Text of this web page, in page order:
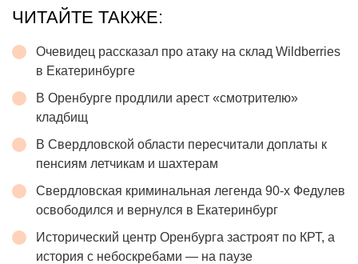
ЧИТАЙТЕ ТАКЖЕ:
Очевидец рассказал про атаку на склад Wildberries
в Екатеринбурге
В Оренбурге продлили арест «смотрителю»
кладбищ
В Свердловской области пересчитали доплаты к
пенсиям летчикам и шахтерам
Свердловская криминальная легенда 90-х Федулев
освободился и вернулся в Екатеринбург
Исторический центр Оренбурга застроят по КРТ, а
история с небоскребами — на паузе